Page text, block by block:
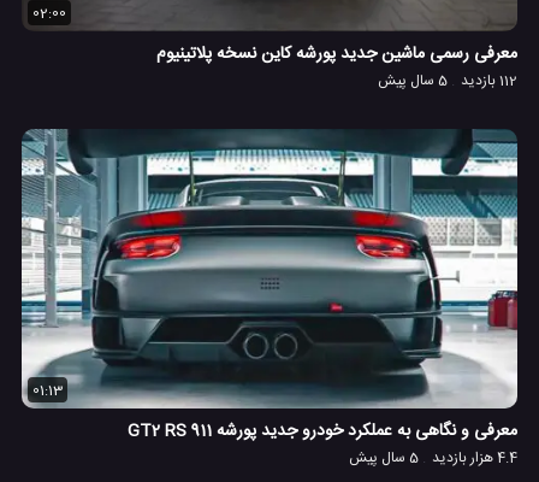
02:00
معرفی رسمی ماشین جدید پورشه کاین نسخه پلاتینیوم
112 بازدید 5 سال پیش
01:13
معرفی و نگاهی به عملکرد خودرو جدید پورشه 911 GT2 RS
4.4 هزار بازدید 5 سال پیش